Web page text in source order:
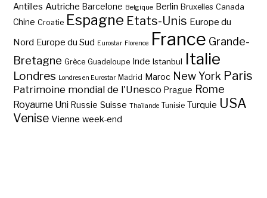
Antilles Autriche Barcelone Belgique Berlin Bruxelles Canada
Chine Croatie Espagne Etats-Unis Europe du
Nord Europe du Sud Eurostar Florence France Grande-
Bretagne Grèce Guadeloupe Inde Istanbul Italie
Londres Londres en Eurostar Madrid Maroc New York Paris
Patrimoine mondial de l'Unesco Prague Rome
Royaume Uni Russie Suisse Thaïlande Tunisie Turquie USA
Venise Vienne week-end